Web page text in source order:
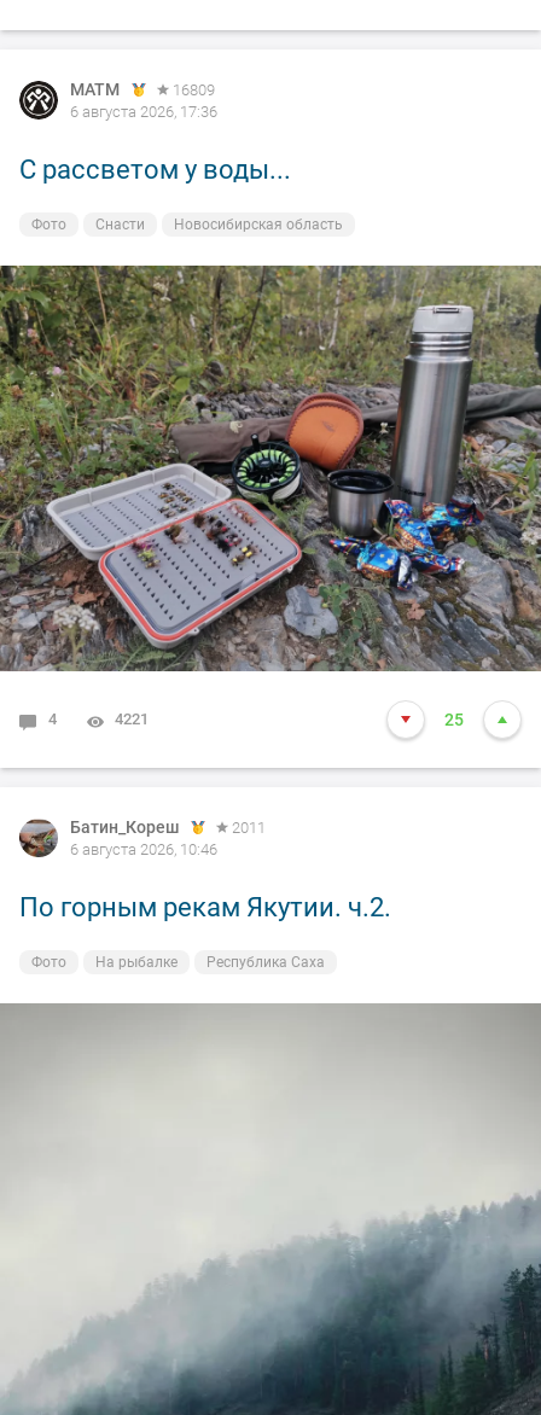
MATM
16809
6 августа 2026, 17:36
С рассветом у воды...
Фото Снасти Новосибирская область
4 4221 25
Батин_Кореш
2011
6 августа 2026, 10:46
По горным рекам Якутии. ч.2.
Фото На рыбалке Республика Саха